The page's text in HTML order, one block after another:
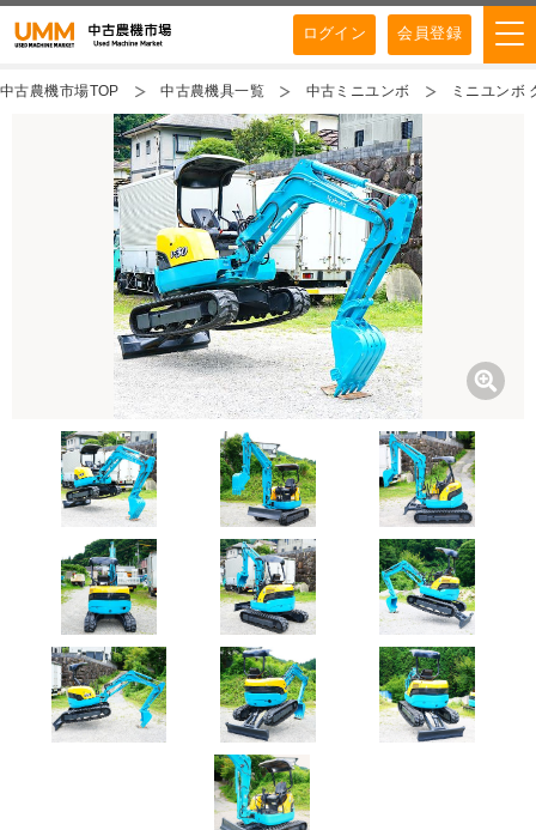
ログイン 会員登録
中古農機市場TOP 中古農機具一覧 中古ミニユンボ ミニユンボ